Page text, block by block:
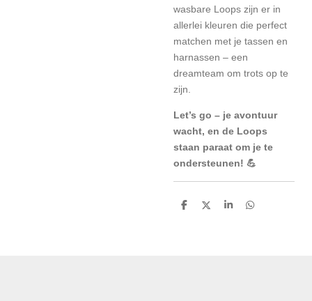
wasbare Loops zijn er in
allerlei kleuren die perfect
matchen met je tassen en
harnassen – een
dreamteam om trots op te
zijn.
Let’s go – je avontuur
wacht, en de Loops
staan paraat om je te
ondersteunen! 💪
D
D
S
D